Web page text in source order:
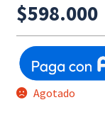
$598.000
Agotado